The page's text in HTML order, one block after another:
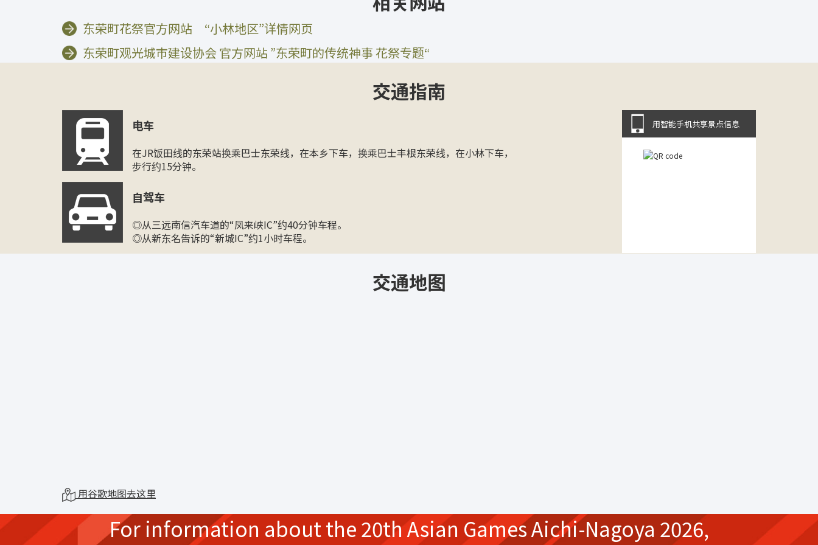
东荣町花祭官方网站 “小林地区”详情网页
东荣町观光城市建设协会 官方网站 ”东荣町的传统神事 花祭专题“
交通指南
电车
在JR饭田线的东荣站换乘巴士东荣线，在本乡下车，换乘巴士丰根东荣线，在小林下车，
步行约15分钟。
自驾车
◎从三远南信汽车道的“凤来峡IC”约40分钟车程。
◎从新东名告诉的“新城IC”约1小时车程。
用智能手机共享景点信息
交通地图
用谷歌地图去这里
For information about the20th Asian GamesAichi-Nagoya 2026,